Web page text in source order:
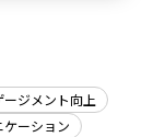
ージメント向上
ケーション